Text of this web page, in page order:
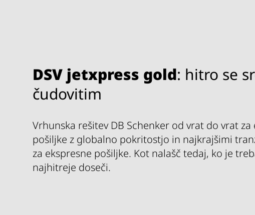
DSVjetxpress gold: hitro se
čudovitim
Vrhunska rešitev DB Schenker od vrat do vrat za
pošiljke z globalno pokritostjo in najkrajšimi
za ekspresne pošiljke. Kot nalašč tedaj, ko je
najhitreje doseči.